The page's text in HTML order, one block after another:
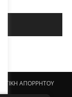
ΑΠΟΡΡΗΤΟΥ